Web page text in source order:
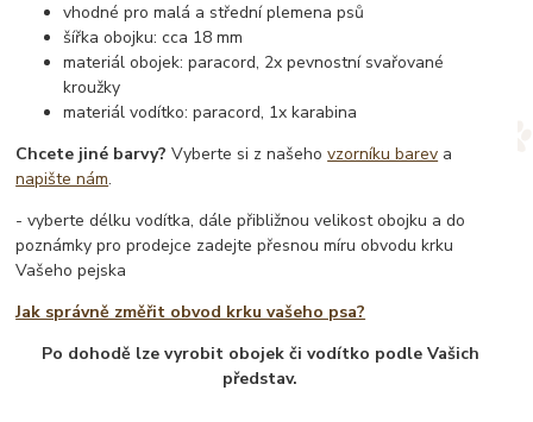
vhodné pro malá a střední plemena psů
šířka obojku: cca 18 mm
materiál obojek: paracord, 2x pevnostní svařované
kroužky
materiál vodítko: paracord, 1x karabina
Chcete jiné barvy? Vyberte si z našehovzorníku barev a
napište nám.
- vyberte délku vodítka, dále přibližnou velikost obojku a do
poznámky pro prodejce zadejte přesnou míru obvodu krku
Vašeho pejska
Jak správně změřit obvod krku vašeho psa?
Po dohodě lze vyrobit obojek či vodítko podle Vašich
představ.